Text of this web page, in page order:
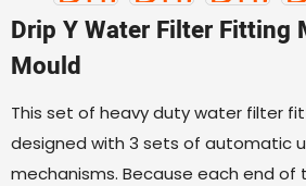
Drip Y Water Filter Fitting
Mould
This set of heavy duty water filter
designed with 3 sets of automatic
mechanisms. Because each end of